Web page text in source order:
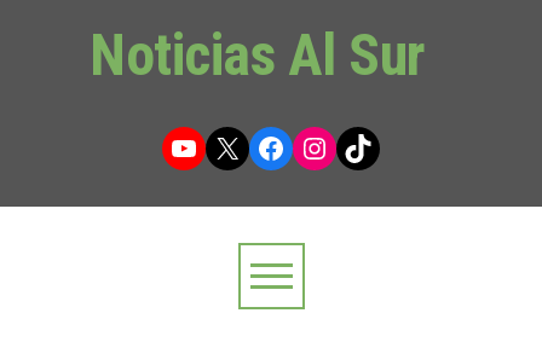
Noticias Al Sur
YouTube
X Facebook
Instagram
TikTok